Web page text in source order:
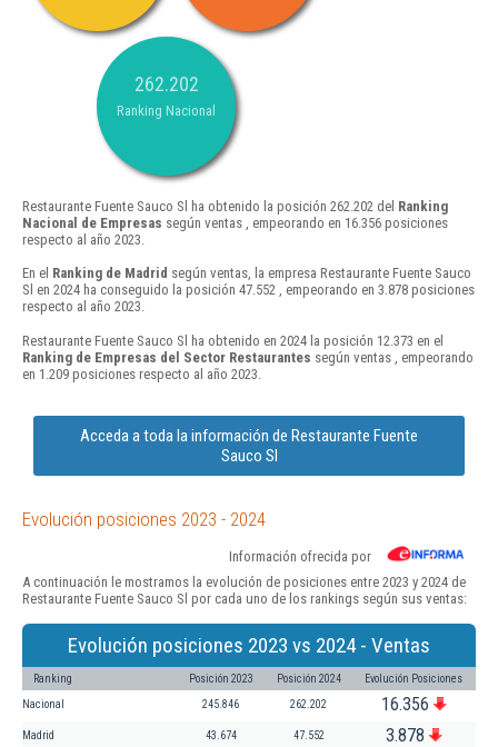
262.202
Ranking Nacional
Restaurante Fuente Sauco Sl ha obtenido la posición 262.202 del Ranking
Nacional de Empresas según ventas , empeorando en 16.356 posiciones
respecto al año 2023.
En el Ranking de Madrid según ventas, la empresa Restaurante Fuente Sauco
Sl en 2024 ha conseguido la posición 47.552 , empeorando en 3.878 posiciones
respecto al año 2023.
Restaurante Fuente Sauco Sl ha obtenido en 2024 la posición 12.373 en el
Ranking de Empresas del Sector Restaurantes según ventas , empeorando
en 1.209 posiciones respecto al año 2023.
Acceda a toda la información de Restaurante Fuente
Sauco Sl
Evolución posiciones 2023 - 2024
Información ofrecida por
A continuación le mostramos la evolución de posiciones entre 2023 y 2024 de
Restaurante Fuente Sauco Sl por cada uno de los rankings según sus ventas:
Evolución posiciones 2023 vs 2024 - Ventas
Ranking Posición 2023 Posición 2024 Evolución Posiciones
Nacional 245.846 262.202 16.356
Madrid 43.674 47.552 3.878